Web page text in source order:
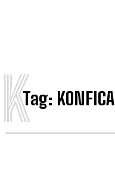
Tag: KONFICA
K